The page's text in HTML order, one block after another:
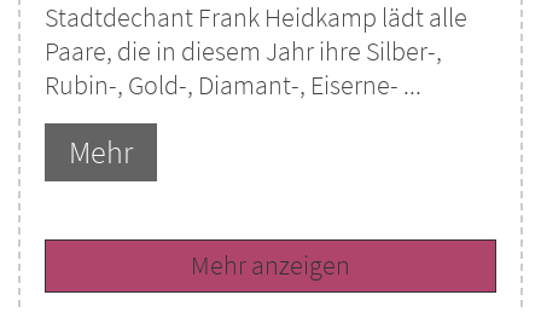
Stadtdechant Frank Heidkamp lädt alle
Paare, die in diesem Jahr ihre Silber-,
Rubin-, Gold-, Diamant-, Eiserne- ...
Mehr
Mehr anzeigen